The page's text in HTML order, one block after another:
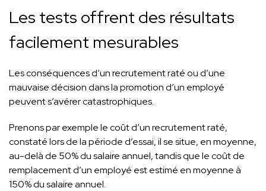
Les tests offrent des résultats
facilement mesurables
Les conséquences d’un recrutement raté ou d’une
mauvaise décision dans la promotion d’un employé
peuvent s’avérer catastrophiques.
Prenons par exemple le coût d’un recrutement raté,
constaté lors de la période d’essai, il se situe, en moyenne,
au-delà de 50% du salaire annuel, tandis que le coût de
remplacement d’un employé est estimé en moyenne à
150% du salaire annuel.